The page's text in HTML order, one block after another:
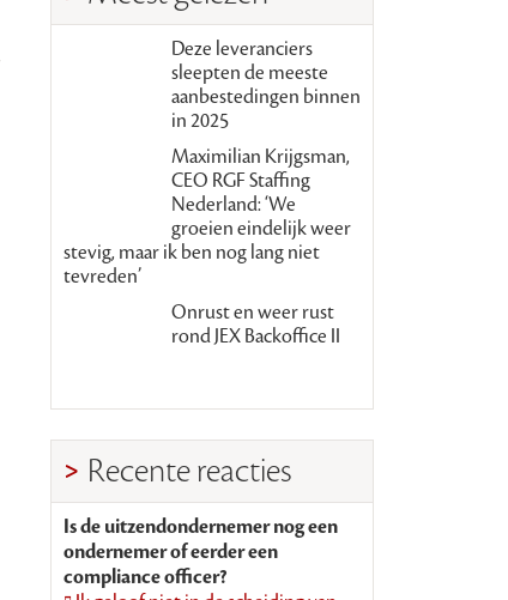
Deze leveranciers
sleepten de meeste
aanbestedingen binnen
in 2025
Maximilian Krijgsman,
CEO RGF Staffing
Nederland: ‘We
groeien eindelijk weer
stevig, maar ik ben nog lang niet
tevreden’
Onrust en weer rust
rond JEX Backoffice II
Recente reacties
Is de uitzendondernemer nog een
ondernemer of eerder een
compliance officer?